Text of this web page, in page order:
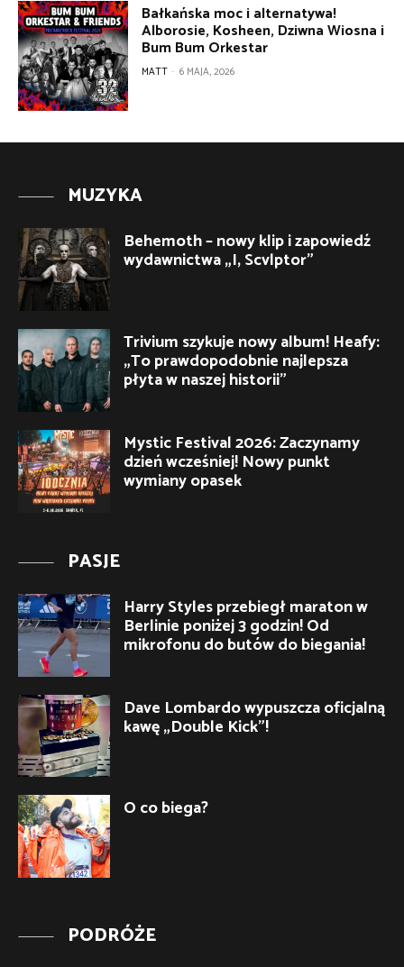
Bałkańska moc i alternatywa!
Alborosie, Kosheen, Dziwna Wiosna i
Bum Bum Orkestar
MATT - 6 MAJA, 2026
MUZYKA
Behemoth – nowy klip i zapowiedź
wydawnictwa „I, Scvlptor”
Trivium szykuje nowy album! Heafy:
„To prawdopodobnie najlepsza
płyta w naszej historii”
Mystic Festival 2026: Zaczynamy
dzień wcześniej! Nowy punkt
wymiany opasek
PASJE
Harry Styles przebiegł maraton w
Berlinie poniżej 3 godzin! Od
mikrofonu do butów do biegania!
Dave Lombardo wypuszcza oficjalną
kawę „Double Kick”!
O co biega?
PODRÓŻE